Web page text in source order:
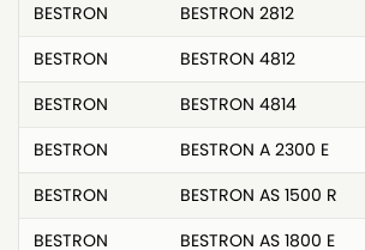
BESTRON
BESTRON 2812
BESTRON
BESTRON 4812
BESTRON
BESTRON 4814
BESTRON
BESTRON A 2300 E
BESTRON
BESTRON AS 1500 R
BESTRON
BESTRON AS 1800 E